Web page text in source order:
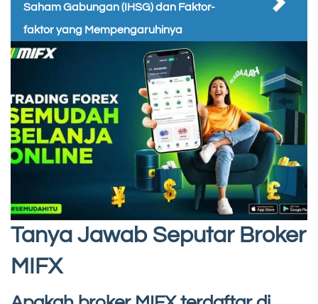
Saham Gabungan (IHSG) dan Faktor-
faktor yang Mempengaruhinya
Tanya Jawab Seputar Broker
MIFX